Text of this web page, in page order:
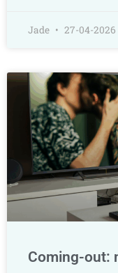
Jade 27-04-2026
Coming-out: